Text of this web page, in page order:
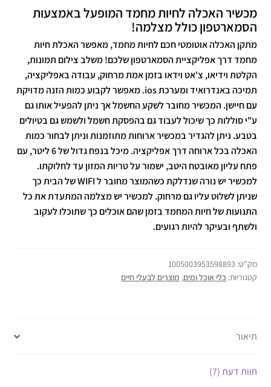
מכשיר האכלה לחיות מחמד המופעל באמצעות
הסמארטפון כולל מצלמה!
מתקן האכלה אוטומטי חכם לחיות מחמד, מאפשר האכלת חיות
מחמד דרך אפליקציית הסמארטפון שלכם! משלב צילום תמונות,
הקלטת וידיאו, צ'אט וידאו בזמן אמת מרחוק, עבודה באפליקציה,
תמיכה באנדרואיד ומערכת ios. מאפשר לקבוע כמות הזנה מדויקת
עם חיישן. המכשיר מחובר לשקע החשמל אך ניתן להפעיל אותו גם
ע"י סוללות כך שיכול לעבוד גם בהפסקת חשמל ולשמש גם בטיולים
בטבע. ניתן להגדיר במכשיר ארוחות מתוזמנות וניתן לבחור כמות
האכלה בכל ארוחה דרך אפליקציה. מיכל בנפח גדול של 6 ליטר, עם
פתח עליון מאובטח היטב, ישמור על טריות המזון עד לחלוקתו.
למכשיר יש נורה שנדלקת כשהמוצר מחובר ל WIFI של הבית כך
שניתן לשלוט עליו גם מרחוק. למכשיר יש מצלמה המתעדת את כל
התנועות של חיות המחמד בזמן שהם אוכלים כך שתוכלו לעקוב
ולשתף ובעיקר להיות רגועים.
מק"ט: 1005003953598893
קטגוריות: כלי אוכל ומים, מוצרים לבעלי חיים
תיאור
חוות דעת (7)